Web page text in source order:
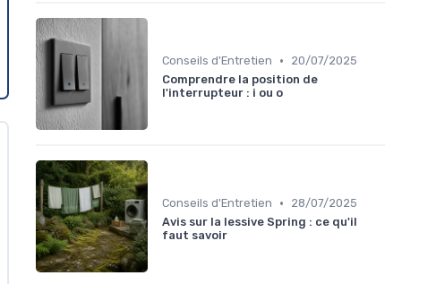
Conseils d'Entretien •
20/07/2025
Comprendre la position de
l'interrupteur : i ou o
Conseils d'Entretien •
28/07/2025
Avis sur la lessive Spring : ce qu'il
faut savoir